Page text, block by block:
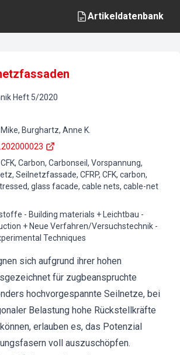
Artikeldatenbank
Heft 5/2020
Burghartz, Anne K.
CFK, Carbon, Carbonseil, Vorspannung,
Seilnetzfassade, CFRP, CFK, carbon,
glass facade, cable nets, cable-net
- Building materials + Leichtbau -
+ Neue Verfahren/Versuchstechnik -
Techniques
sich aufgrund ihrer hohen
für zugbeanspruchte
hochvorgespannte Seilnetze, bei
Belastung hohe Rückstellkräfte
erlauben es, das Potenzial
voll auszuschöpfen.